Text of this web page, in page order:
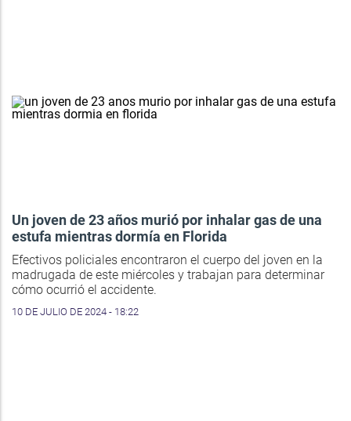
Un joven de 23 años murió por inhalar gas de una
estufa mientras dormía en Florida
Efectivos policiales encontraron el cuerpo del joven en la
madrugada de este miércoles y trabajan para determinar
cómo ocurrió el accidente.
10 DE JULIO DE 2024 - 18:22